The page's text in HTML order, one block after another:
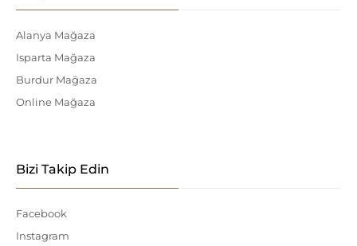
Alanya Mağaza
Isparta Mağaza
Burdur Mağaza
Online Mağaza
Bizi Takip Edin
Facebook
Instagram